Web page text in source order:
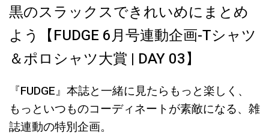
黒のスラックスできれいめにまとめ
よう【FUDGE 6月号連動企画-Tシャツ
＆ポロシャツ大賞 | DAY 03】
『FUDGE』本誌と一緒に見たらもっと楽しく、
もっといつものコーディネートが素敵になる、雑
誌連動の特別企画。